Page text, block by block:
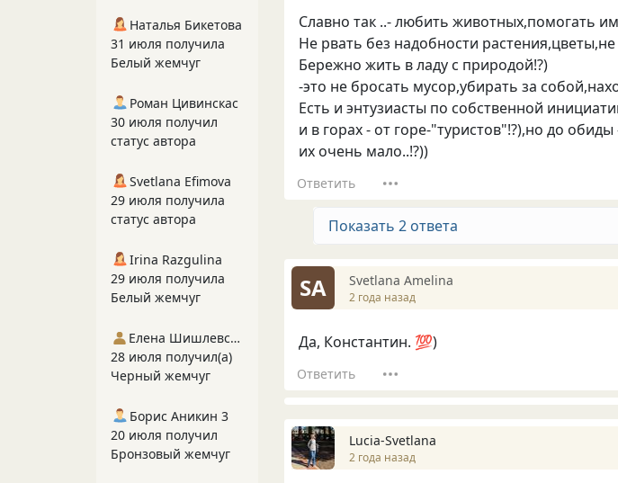
Славно так ..- любить животных,помогать
Не рвать без надобности
Бережно жить в ладу с природой!?)
-это не бросать мусор,убирать за
Есть и энтузиасты по собственной
и в горах - от горе-"туристов"!?),но до обиды
их очень мало..!?))
Ответить
Показать 2 ответа
SA Svetlana Amelina
2 года назад
Да, Константин. 💯)
Ответить
Lucia-Svetlana
2 года назад
Наталья Бикетова
31 июля получила
Белый жемчуг
Роман Цивинскас
30 июля получил
статус автора
Svetlana Efimova
29 июля получила
статус автора
Irina Razgulina
29 июля получила
Белый жемчуг
Елена Шишлевская
28 июля получил(а)
Черный жемчуг
Борис Аникин 3
20 июля получил
Бронзовый жемчуг